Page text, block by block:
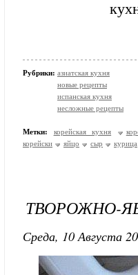
Рубрики: азиатская кухня
новые рецепты
испанская кухня
несложные рецепты
Метки: корейская кухня
корейски
яйцо сыр курица
ТВОРОЖНО-
Среда, 10 Августа